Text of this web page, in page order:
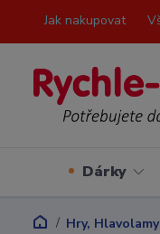
Jak nakupovat
Dárky
Hry, Hlavolamy